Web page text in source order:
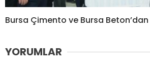
Bursa Çimento ve Bursa
YORUMLAR